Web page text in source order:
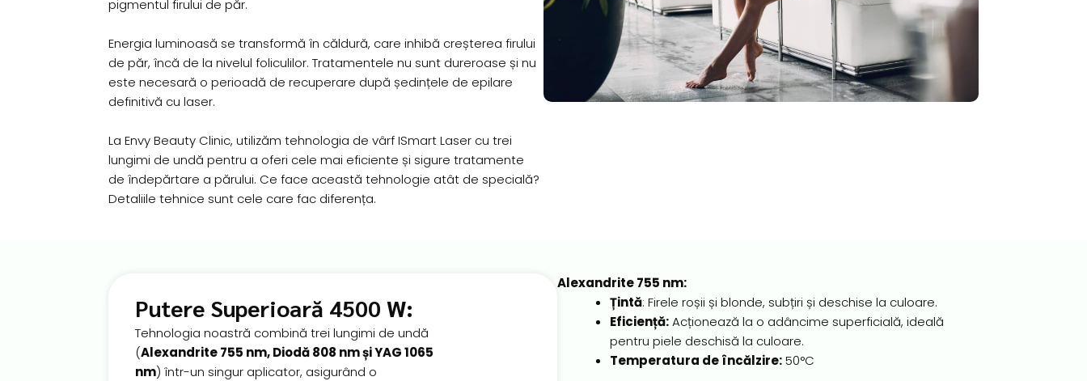
pigmentul firului de păr.
Energia luminoasă se transformă în căldură, care inhibă creșterea firului
de păr, încă de la nivelul foliculilor. Tratamentele nu sunt dureroase și nu
este necesară o perioadă de recuperare după ședințele de epilare
definitivă cu laser.
La Envy Beauty Clinic, utilizăm tehnologia de vârf ISmart Laser cu trei
lungimi de undă pentru a oferi cele mai eficiente și sigure tratamente
de îndepărtare a părului. Ce face această tehnologie atât de specială?
Detaliile tehnice sunt cele care fac diferența.
Putere Superioară 4500 W:
Tehnologia noastră combină trei lungimi de undă
(Alexandrite 755 nm, Diodă 808 nm și YAG 1065
nm) într-un singur aplicator, asigurând o
Alexandrite 755 nm:
Țintă: Firele roșii și blonde, subțiri și deschise la culoare.
Eficiență:Acționează la o adâncime superficială, ideală
pentru piele deschisă la culoare.
Temperatura de încălzire:50°C